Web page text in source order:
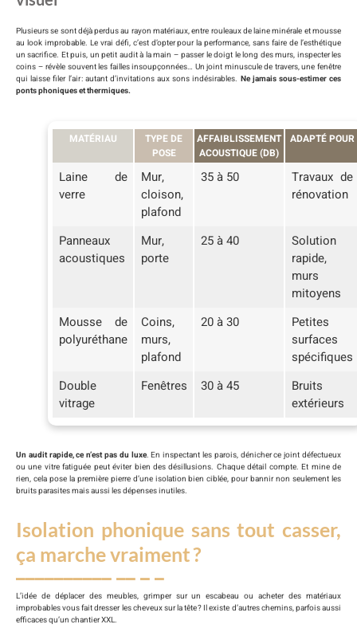
Plusieurs se sont déjà perdus au rayon matériaux, entre rouleaux de laine minérale et mousse
au look improbable. Le vrai défi, c’est d’opter pour la performance, sans faire de l’esthétique
un sacrifice. Et puis, un petit audit à la main – passer le doigt le long des murs, inspecter les
coins – révèle souvent les failles insoupçonnées… Un joint minuscule de travers, une fenêtre
qui laisse filer l’air : autant d’invitations aux sons indésirables. Ne jamais sous-estimer ces
ponts phoniques et thermiques.
MATÉRIAU
TYPE DE
POSE
AFFAIBLISSEMENT
ACOUSTIQUE (DB)
ADAPTÉ POUR
Laine de
verre
Mur,
cloison,
plafond
35 à 50
Travaux de
rénovation
Panneaux
acoustiques
Mur,
porte
25 à 40
Solution
rapide,
murs
mitoyens
Mousse de
polyuréthane
Coins,
murs,
plafond
20 à 30
Petites
surfaces
spécifiques
Double
vitrage
Fenêtres 30 à 45
Bruits
extérieurs
Un audit rapide, ce n’est pas du luxe. En inspectant les parois, dénicher ce joint défectueux
ou une vitre fatiguée peut éviter bien des désillusions. Chaque détail compte. Et mine de
rien, cela pose la première pierre d’une isolation bien ciblée, pour bannir non seulement les
bruits parasites mais aussi les dépenses inutiles.
Isolation phonique sans tout casser,
ça marche vraiment ?
L’idée de déplacer des meubles, grimper sur un escabeau ou acheter des matériaux
improbables vous fait dresser les cheveux sur la tête ? Il existe d’autres chemins, parfois aussi
efficaces qu’un chantier XXL.